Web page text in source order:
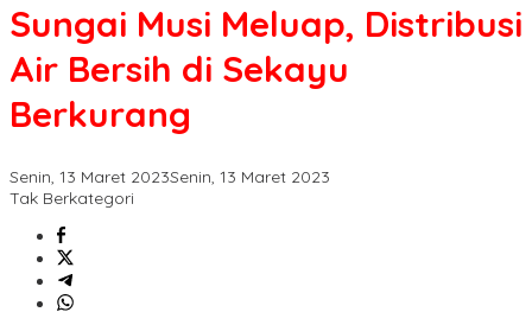
Sungai Musi Meluap, Distribusi
Air Bersih di Sekayu
Berkurang
Senin, 13 Maret 2023Senin, 13 Maret 2023
Tak Berkategori